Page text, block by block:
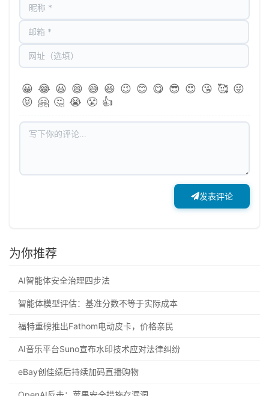
😀 😂 😃 😄 😅 😆 😉 😊 😋 😎 😍 😘 🥰 😜
😝 🤗 🤔 😭 😤 👍
发表评论
为你推荐
AI智能体安全治理四步法
智能体模型评估：基准分数不等于实际成本
福特重磅推出Fathom电动皮卡，价格亲民
AI音乐平台Suno宣布水印技术应对法律纠纷
eBay创佳绩后持续加码直播购物